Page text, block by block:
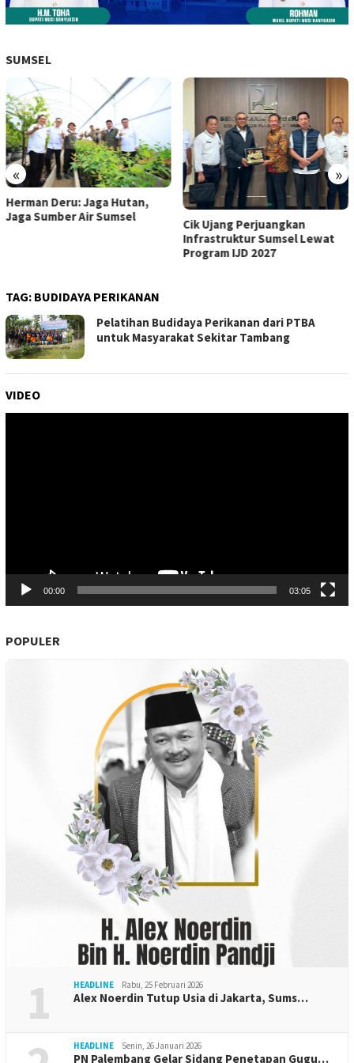
SUMSEL
« »
Herman Deru: Jaga Hutan,
Jaga Sumber Air Sumsel
Cik Ujang Perjuangkan
Infrastruktur Sumsel Lewat
Program IJD 2027
TAG: BUDIDAYA PERIKANAN
Pelatihan Budidaya Perikanan dari PTBA
untuk Masyarakat Sekitar Tambang
VIDEO
00:00 03:05
POPULER
1 HEADLINE Rabu, 25 Februari 2026
Alex Noerdin Tutup Usia di Jakarta, Sums…
HEADLINE Senin, 26 Januari 2026
PN Palembang Gelar Sidang Penetapan Gugu…